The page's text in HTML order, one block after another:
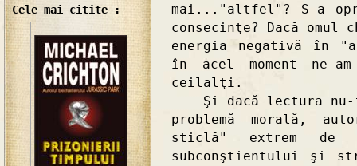
Cele mai citite :
mai..."altfel"? S-a
consecinţe? Dacă
energia negativă în
în acel moment ne-
ceilalţi.
Şi dacă lectura
problemă morală,
sticlă" extrem de
subconştientului şi